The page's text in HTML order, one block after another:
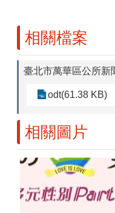
相關檔案
臺北市萬華區公所新
odt(61.38 KB)
相關圖片